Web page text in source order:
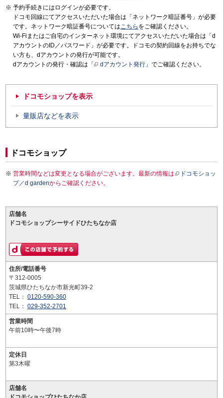
予約手続きにはログインが必要です。
ドコモ回線にてアクセスいただいた場合は「ネットワーク暗証番号」が必要
です。ネットワーク暗証番号についてはこちら をご確認ください。
Wi-Fiまたはご自宅のインターネット環境にてアクセスいただいた場合は「d
アカウントのID／パスワード」が必要です。ドコモの契約回線をお持ちでな
い方も、dアカウントの発行が可能です。
dアカウントの発行・確認は「
dアカウント発行 」でご確認ください。
ドコモショップを表示
量販店などを表示
ドコモショップ
営業時間などは変更となる場合がございます。最新の情報は
ドコモショッ
プ／d gardenからご確認ください。
店舗名
ドコモショップシーサイドひたちなか店
住所/電話番号
〒312-0005
茨城県ひたちなか市新光町39-2
TEL： 0120-590-360
TEL： 029-352-2701
営業時間
午前10時〜午後7時
定休日
第3木曜
店舗名